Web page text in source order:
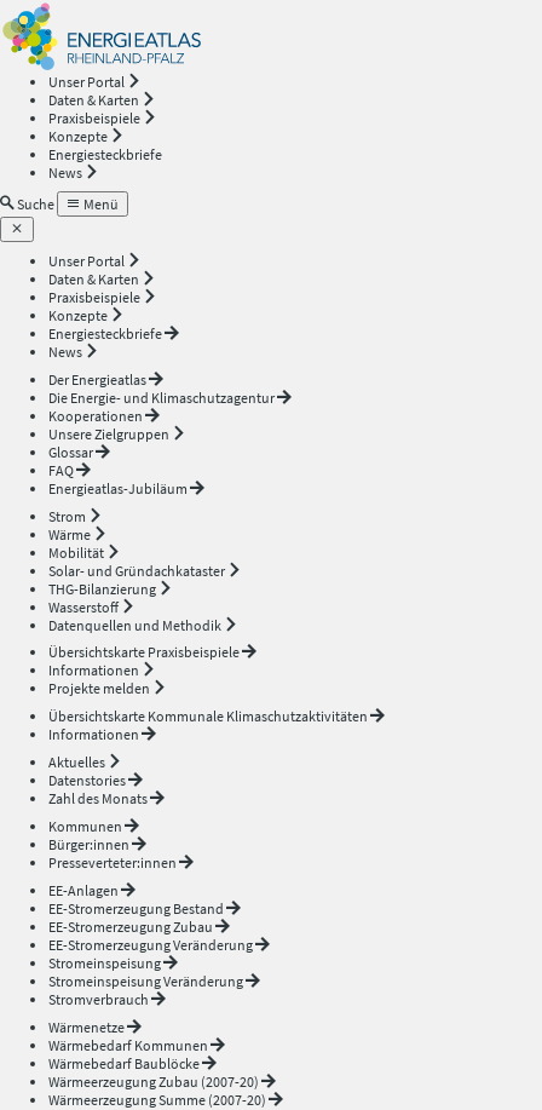
Unser Portal
Daten & Karten
Praxisbeispiele
Konzepte
Energiesteckbriefe
News
Suche
Menü
Unser Portal
Daten & Karten
Praxisbeispiele
Konzepte
Energiesteckbriefe
News
Der Energieatlas
Die Energie- und Klimaschutzagentur
Kooperationen
Unsere Zielgruppen
Glossar
FAQ
Energieatlas-Jubiläum
Strom
Wärme
Mobilität
Solar- und Gründachkataster
THG-Bilanzierung
Wasserstoff
Datenquellen und Methodik
Übersichtskarte Praxisbeispiele
Informationen
Projekte melden
Übersichtskarte Kommunale Klimaschutzaktivitäten
Informationen
Aktuelles
Datenstories
Zahl des Monats
Kommunen
Bürger:innen
Presseverteter:innen
EE-Anlagen
EE-Stromerzeugung Bestand
EE-Stromerzeugung Zubau
EE-Stromerzeugung Veränderung
Stromeinspeisung
Stromeinspeisung Veränderung
Stromverbrauch
Wärmenetze
Wärmebedarf Kommunen
Wärmebedarf Baublöcke
Wärmeerzeugung Zubau (2007-20)
Wärmeerzeugung Summe (2007-20)